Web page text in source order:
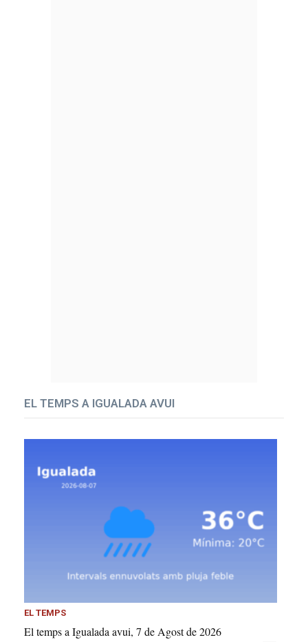
EL TEMPS A IGUALADA AVUI
EL TEMPS
El temps a Igualada avui, 7 de Agost de 2026